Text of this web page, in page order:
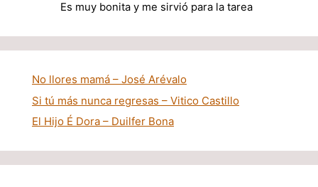
Es muy bonita y me sirvió para la tarea
No llores mamá – José Arévalo
Si tú más nunca regresas – Vitico Castillo
El Hijo É Dora – Duilfer Bona